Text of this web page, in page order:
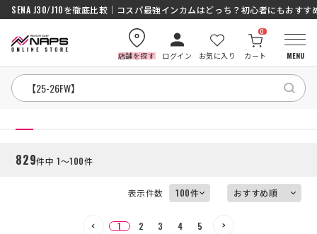
SENA J30/J10を徹底比較｜コスパ最強インカムはどっち？初心者にもおすす
店舗を探す ログイン お気に入り カート
0
MENU
HOME
カテゴリから探す
絞り込む
HOME
829件中 1～100件
表示件数
1 2 3 4 5